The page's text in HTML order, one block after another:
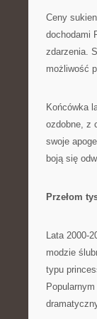
Ceny
dochodami
zdarzenia.
możliwość
Końcówka
ozdobne, z
swoje
boją się
Przełom
Lata 2000-
modzie
typu